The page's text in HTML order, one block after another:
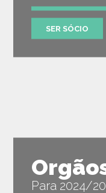
SER SÓCIO
Para 2024/